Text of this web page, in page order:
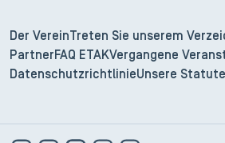
Der Verein Treten Sie unserem
Partner FAQ ETAKVergangene
DatenschutzrichtlinieUnsere